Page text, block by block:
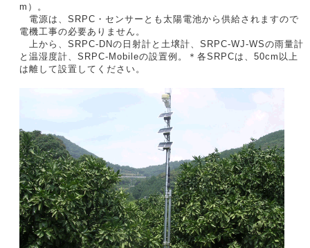
m）。
電源は、SRPC・センサーとも太陽電池から供給されますので
電機工事の必要ありません。
上から、SRPC-DNの日射計と土壌計、SRPC-WJ-WSの雨量計
と温湿度計、SRPC-Mobileの設置例。＊各SRPCは、50cm以上
は離して設置してください。